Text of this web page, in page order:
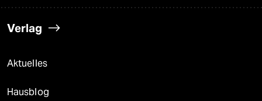
Verlag
Aktuelles
Hausblog